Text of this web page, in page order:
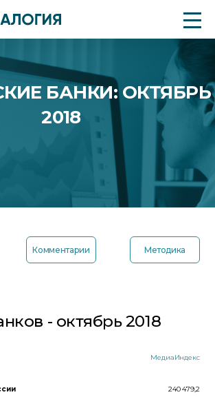
БАНКИ: ОКТЯБРЬ
2018
Комментарии Методика
- октябрь 2018
МедиаИндекс
240 479,2